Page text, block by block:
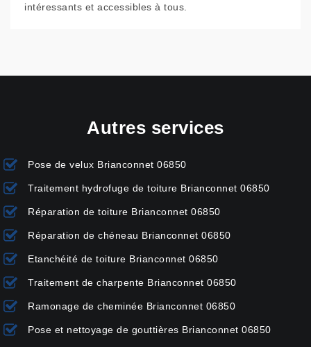
intéressants et accessibles à tous.
Autres services
Pose de velux Brianconnet 06850
Traitement hydrofuge de toiture Brianconnet 06850
Réparation de toiture Brianconnet 06850
Réparation de chéneau Brianconnet 06850
Etanchéité de toiture Brianconnet 06850
Traitement de charpente Brianconnet 06850
Ramonage de cheminée Brianconnet 06850
Pose et nettoyage de gouttières Brianconnet 06850